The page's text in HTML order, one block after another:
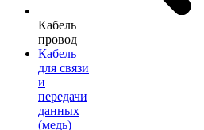
Кабель
провод
Кабель
для связи
и
передачи
данных
(медь)